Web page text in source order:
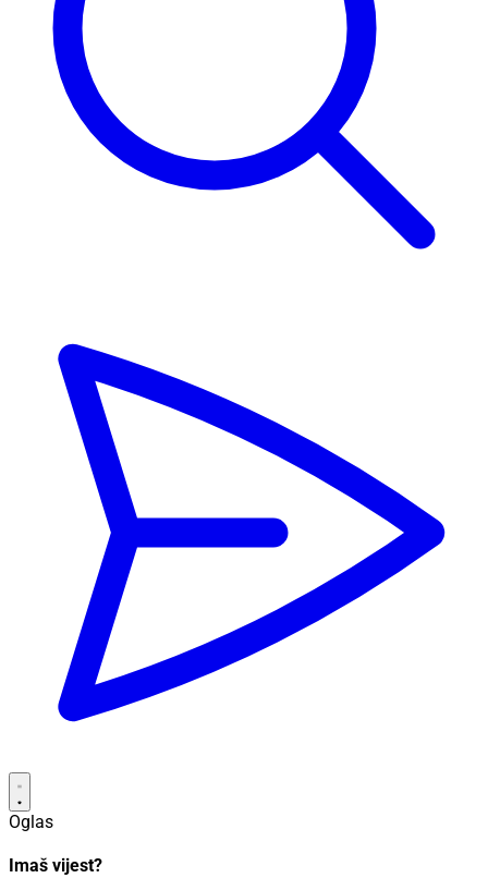
Oglas
Imaš vijest?